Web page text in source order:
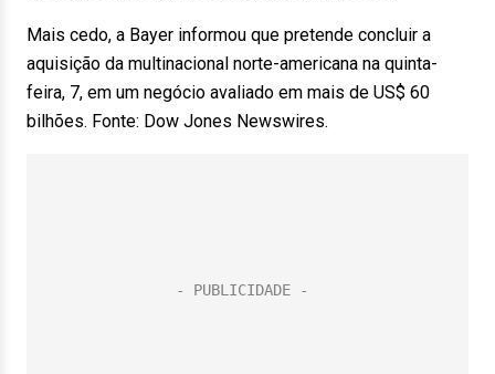
Mais cedo, a Bayer informou que pretende concluir a
aquisição da multinacional norte-americana na quinta-
feira, 7, em um negócio avaliado em mais de US$ 60
bilhões. Fonte: Dow Jones Newswires.